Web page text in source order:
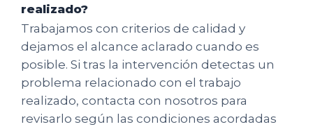
realizado?
Trabajamos con criterios de calidad y
dejamos el alcance aclarado cuando es
posible. Si tras la intervención detectas un
problema relacionado con el trabajo
realizado, contacta con nosotros para
revisarlo según las condiciones acordadas